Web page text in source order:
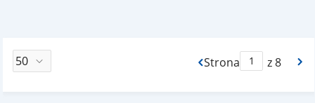
Strona
Max Stronaz 8